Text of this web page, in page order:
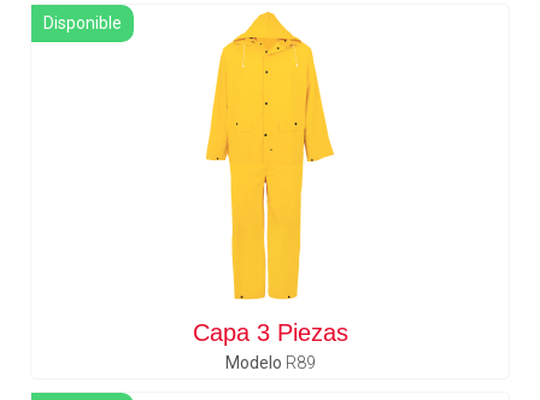
Disponible
Capa 3 Piezas
Modelo R89